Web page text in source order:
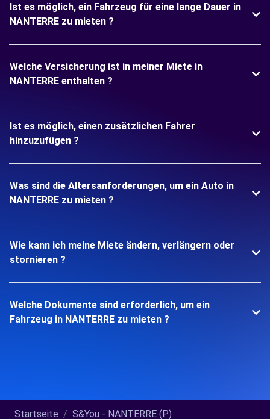
Ist es möglich, ein Fahrzeug für eine lange Dauer in
NANTERRE zu mieten ?
Welche Versicherung ist in meiner Miete in
NANTERRE enthalten ?
Ist es möglich, einen zusätzlichen Fahrer
hinzuzufügen ?
Was sind die Altersanforderungen, um ein Auto in
NANTERRE zu mieten ?
Wie kann ich meine Miete ändern, verlängern oder
stornieren ?
Welche Dokumente sind erforderlich, um ein
Fahrzeug in NANTERRE zu mieten ?
Startseite S&You - NANTERRE (P)